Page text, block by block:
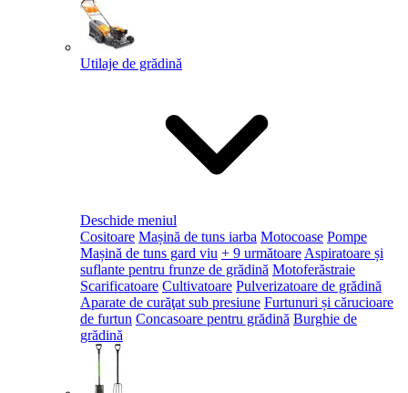
Utilaje de grădină
Deschide meniul
Cositoare Mașină de tuns iarba Motocoase Pompe
Mașină de tuns gard viu + 9 următoare Aspiratoare și
suflante pentru frunze de grădină Motoferăstraie
Scarificatoare Cultivatoare Pulverizatoare de grădină
Aparate de curăţat sub presiune Furtunuri și cărucioare
de furtun Concasoare pentru grădină Burghie de
grădină